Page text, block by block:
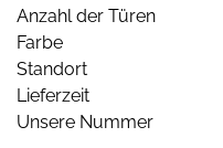
Anzahl der Türen
Farbe
Standort
Lieferzeit
Unsere Nummer